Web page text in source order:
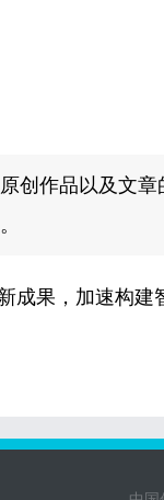
创作品以及文
成果，加速构建